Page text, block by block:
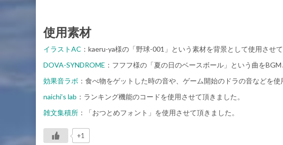
使用素材
イラストAC ：kaeru-ya様の「野球-001」という素材を背景として使用させて
DOVA-SYNDROME ：フフフ様の「夏の日のベースボール」という曲を
効果音ラボ ：食べ物をゲットした時の音や、ゲーム開始のドラの音などを使
naichi’s lab ：ランキング機能のコードを使用させて頂きました。
雑文集積所 ：「おつとめフォント」を使用させて頂きました。
+1